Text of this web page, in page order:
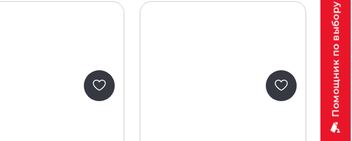
Помощник по выбору